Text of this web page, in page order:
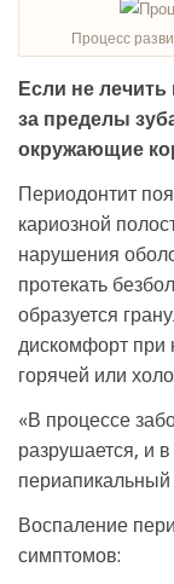
Процесс
Если не лечить
за пределы
окружающие
Периодонтит
кариозной
нарушения
протекать
образуется
дискомфорт при
горячей или
«В процессе
разрушается, и
периапикальный
Воспаление
симптомов: